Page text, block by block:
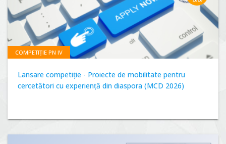
COMPETIȚIE PN IV
Lansare competiție - Proiecte de mobilitate pentru
cercetători cu experiență din diaspora (MCD 2026)